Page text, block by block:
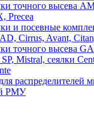
точного высева
Precea
и посевные
Cirrus, Avant,
точного высева
Mistral, сеялки
распределителей
РМУ